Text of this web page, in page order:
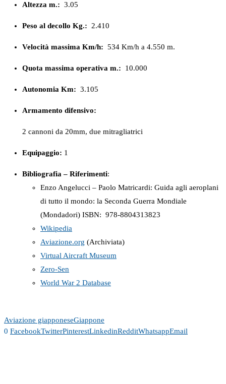
Altezza m.: 3.05
Peso al decollo Kg.: 2.410
Velocità massima Km/h: 534 Km/h a 4.550 m.
Quota massima operativa m.: 10.000
Autonomia Km: 3.105
Armamento difensivo:
2 cannoni da 20mm, due mitragliatrici
Equipaggio: 1
Bibliografia – Riferimenti:
Enzo Angelucci – Paolo Matricardi: Guida agli aeroplani
di tutto il mondo: la Seconda Guerra Mondiale
(Mondadori) ISBN: ‎ 978-8804313823
Wikipedia
Aviazione.org (Archiviata)
Virtual Aircraft Museum
Zero-Sen
World War 2 Database
Aviazione giapponeseGiappone
0 FacebookTwitterPinterestLinkedinRedditWhatsappEmail